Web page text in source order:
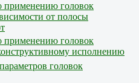
применению головок
от полосы
применению головок
исполнению
головок